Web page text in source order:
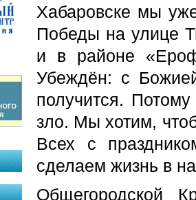
Хабаровске мы
Победы на улице
и в районе
Убеждён: с
получится.
зло. Мы хотим,
Всех с
сделаем жизнь в
Общегородской